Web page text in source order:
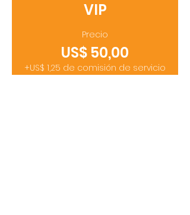
VIP
Precio
US$ 50,00
+US$ 1,25 de comisión de servicio